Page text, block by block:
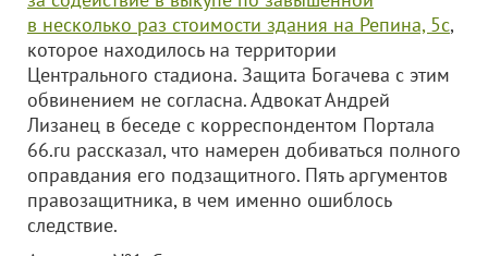
в несколько раз стоимости здания на Репина, 5с,
которое находилось на территории
Центрального стадиона. Защита Богачева с этим
обвинением не согласна. Адвокат Андрей
Лизанец в беседе с корреспондентом Портала
66.ru рассказал, что намерен добиваться полного
оправдания его подзащитного. Пять аргументов
правозащитника, в чем именно ошиблось
следствие.